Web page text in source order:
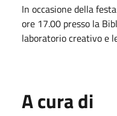
In occasione della
ore 17.00 presso la
laboratorio creativo e
A cura di